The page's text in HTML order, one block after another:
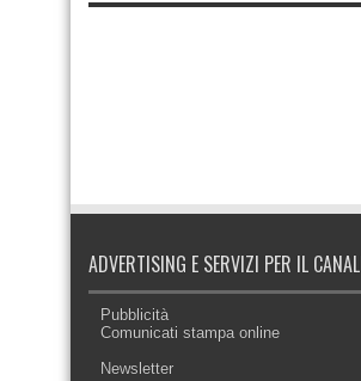
ADVERTISING E SERVIZI PER IL
Pubblicità
Comunicati stampa online
Newsletter